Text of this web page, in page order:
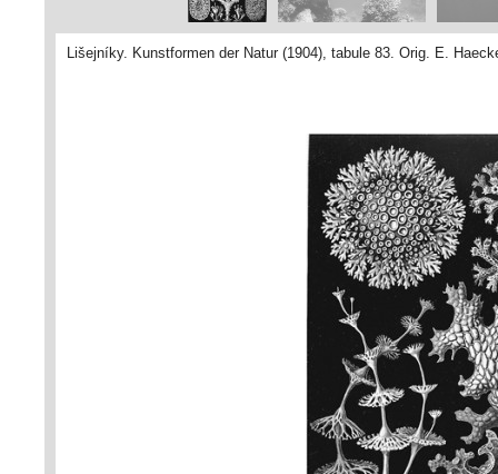
Lišejníky. Kunstformen der Natur (1904), tabule 83. Orig. E.